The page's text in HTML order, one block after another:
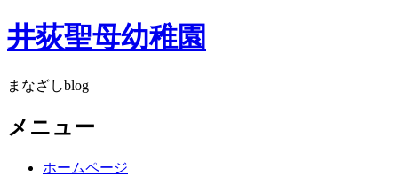
井荻聖母幼稚園
まなざしblog
メニュー
ホームページ